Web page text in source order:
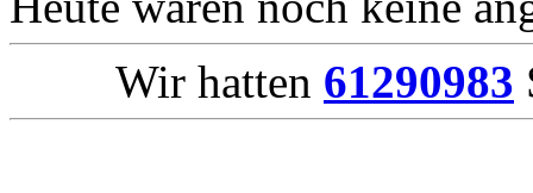
Wir hatten 61290983